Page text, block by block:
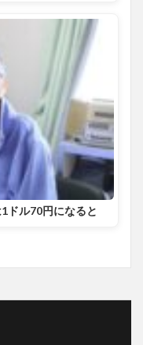
ドル70円になると